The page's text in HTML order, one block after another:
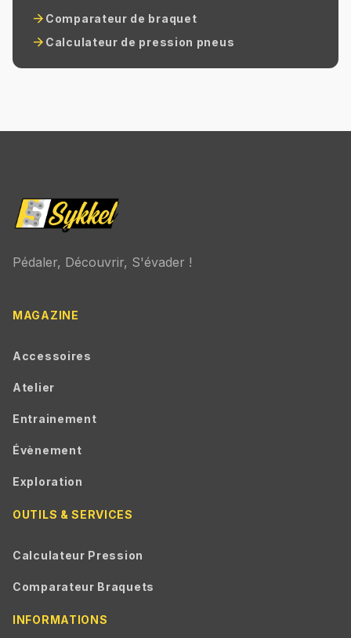
arrow_forward Comparateur de braquet
arrow_forward Calculateur de pression pneus
Pédaler, Découvrir, S'évader !
MAGAZINE
Accessoires
Atelier
Entrainement
Évènement
Exploration
OUTILS & SERVICES
Calculateur Pression
Comparateur Braquets
INFORMATIONS